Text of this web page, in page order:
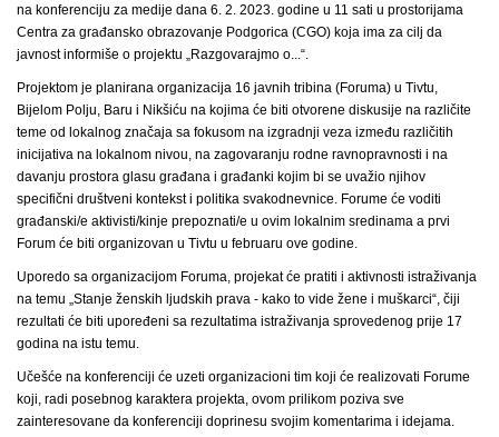
na konferenciju za medije dana 6. 2. 2023. godine u 11 sati u prostorijama
Centra za građansko obrazovanje Podgorica (CGO) koja ima za cilj da
javnost informiše o projektu „Razgovarajmo o...“.
Projektom je planirana organizacija 16 javnih tribina (Foruma) u Tivtu,
Bijelom Polju, Baru i Nikšiću na kojima će biti otvorene diskusije na različite
teme od lokalnog značaja sa fokusom na izgradnji veza između različitih
inicijativa na lokalnom nivou, na zagovaranju rodne ravnopravnosti i na
davanju prostora glasu građana i građanki kojim bi se uvažio njihov
specifični društveni kontekst i politika svakodnevnice. Forume će voditi
građanski/e aktivisti/kinje prepoznati/e u ovim lokalnim sredinama a prvi
Forum će biti organizovan u Tivtu u februaru ove godine.
Uporedo sa organizacijom Foruma, projekat će pratiti i aktivnosti istraživanja
na temu „Stanje ženskih ljudskih prava - kako to vide žene i muškarci“, čiji
rezultati će biti upoređeni sa rezultatima istraživanja sprovedenog prije 17
godina na istu temu.
Učešće na konferenciji će uzeti organizacioni tim koji će realizovati Forume
koji, radi posebnog karaktera projekta, ovom prilikom poziva sve
zainteresovane da konferenciji doprinesu svojim komentarima i idejama.